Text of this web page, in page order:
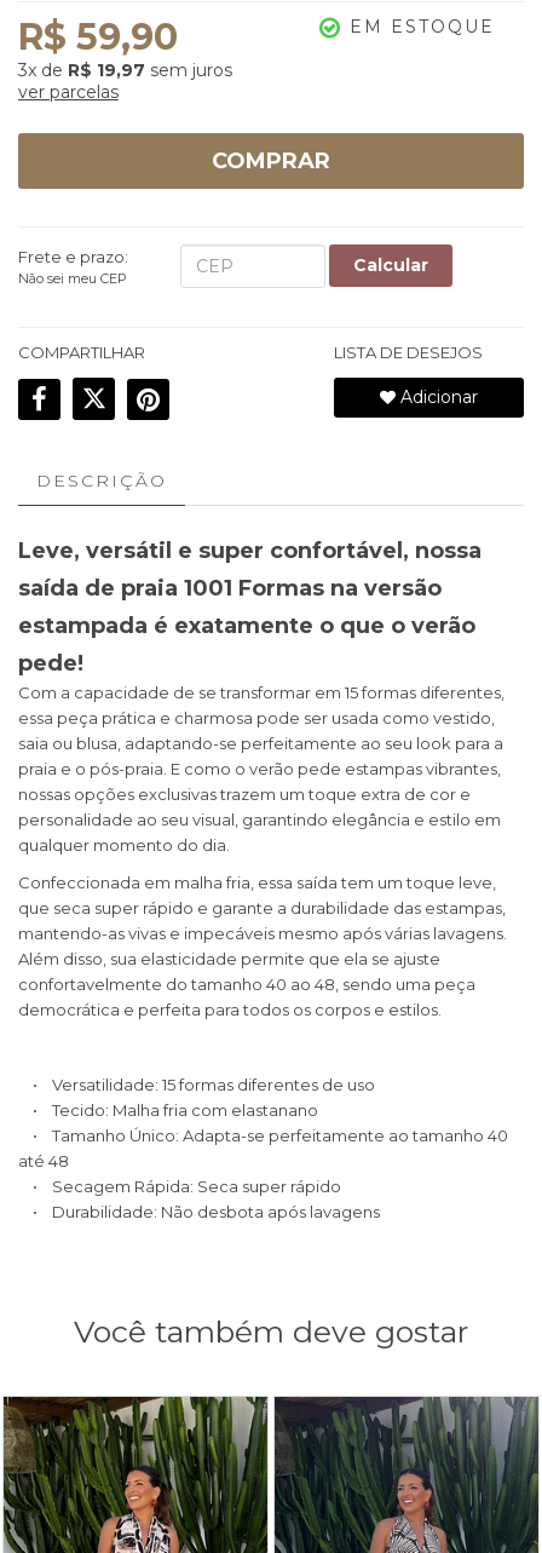
R$ 59,90
3x de R$ 19,97 sem juros
ver parcelas
EM ESTOQUE
COMPRAR
Frete e prazo:
Não sei meu CEP
Calcular
COMPARTILHAR LISTA DE DESEJOS
Adicionar
DESCRIÇÃO
Leve, versátil e super confortável, nossa
saída de praia 1001 Formas na versão
estampada é exatamente o que o verão
pede!
Com a capacidade de se transformar em 15 formas diferentes,
essa peça prática e charmosa pode ser usada como vestido,
saia ou blusa, adaptando-se perfeitamente ao seu look para a
praia e o pós-praia. E como o verão pede estampas vibrantes,
nossas opções exclusivas trazem um toque extra de cor e
personalidade ao seu visual, garantindo elegância e estilo em
qualquer momento do dia.
Confeccionada em malha fria, essa saída tem um toque leve,
que seca super rápido e garante a durabilidade das estampas,
mantendo-as vivas e impecáveis mesmo após várias lavagens.
Além disso, sua elasticidade permite que ela se ajuste
confortavelmente do tamanho 40 ao 48, sendo uma peça
democrática e perfeita para todos os corpos e estilos.
• Versatilidade: 15 formas diferentes de uso
• Tecido: Malha fria com elastanano
• Tamanho Único: Adapta-se perfeitamente ao tamanho 40
até 48
• Secagem Rápida: Seca super rápido
• Durabilidade: Não desbota após lavagens
Você também deve gostar